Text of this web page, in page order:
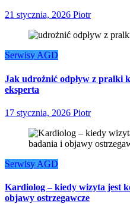
21 stycznia, 2026 Piotr
Serwisy AGD
Jak udrożnić odpływ z pralki
eksperta
17 stycznia, 2026 Piotr
Serwisy AGD
Kardiolog – kiedy wizyta jest
objawy ostrzegawcze